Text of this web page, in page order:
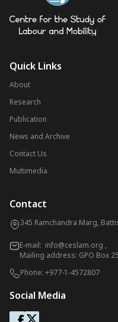
Quick Links
About
Research
Publication
News and Archive
Contact Us
Multimedia
Contact
345 Ramchandra Marg,
E-mail: info@ceslam.org ,
Mailing address: GPO Box
Phone: +977-1-4572807
Social Media